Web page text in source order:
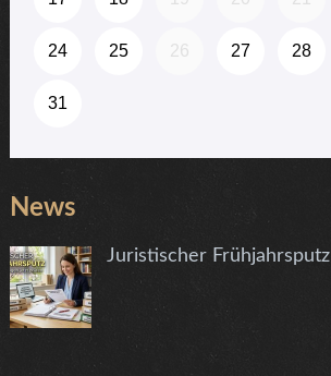
News
Juristischer Frühjahrsputz